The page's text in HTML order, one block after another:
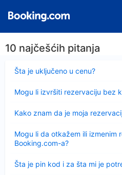
10 najčešćih pitanja
Šta je uključeno u cenu?
Sažeto
Mogu li izvršiti rezervaciju bez
Kako znam da je moja
Mogu li da otkažem ili izmenim
Booking.com-a?
Šta je pin kod i za šta mi je
Sažeto